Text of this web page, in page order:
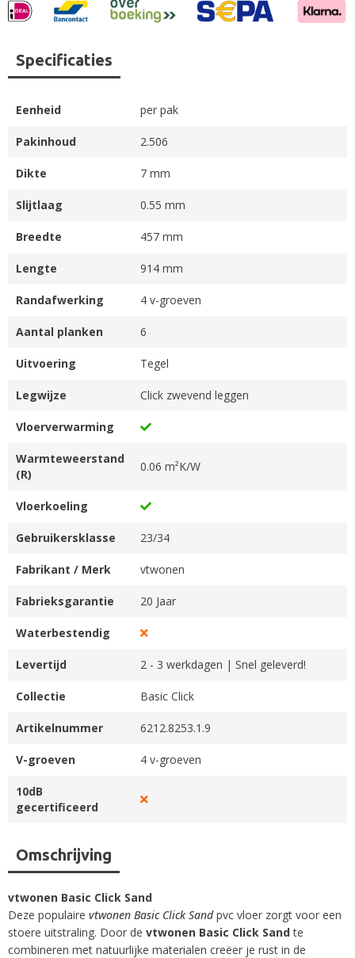
Specificaties
Eenheid per pak
Pakinhoud 2.506
Dikte 7 mm
Slijtlaag 0.55 mm
Breedte 457 mm
Lengte 914 mm
Randafwerking 4 v-groeven
Aantal planken 6
Uitvoering Tegel
Legwijze Click zwevend leggen
Vloerverwarming
Warmteweerstand
(R)
0.06 m²K/W
Vloerkoeling
Gebruikersklasse 23/34
Fabrikant / Merk vtwonen
Fabrieksgarantie 20 Jaar
Waterbestendig
Levertijd 2 - 3 werkdagen | Snel geleverd!
Collectie Basic Click
Artikelnummer 6212.8253.1.9
V-groeven 4 v-groeven
10dB
gecertificeerd
Omschrijving
vtwonen Basic Click Sand
Deze populaire vtwonen Basic Click Sandpvc vloer zorgt voor een
stoere uitstraling. Door de vtwonen Basic Click Sandte
combineren met natuurlijke materialen creëer je rust in de